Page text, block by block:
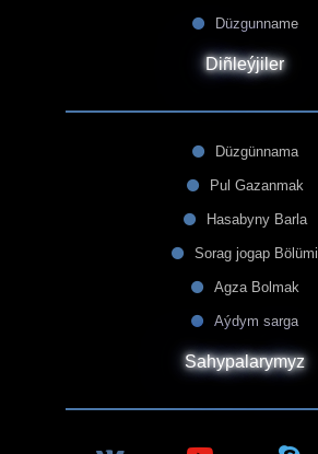
Düzgunname
Diñleýjiler
Düzgünnama
Pul Gazanmak
Hasabyny Barla
Sorag jogap Bölümi
Agza Bolmak
Aýdym sarga
Sahypalarymyz